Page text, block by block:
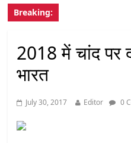
Breaking:
2018 में चांद पर
भारत
July 30, 2017 Editor 0